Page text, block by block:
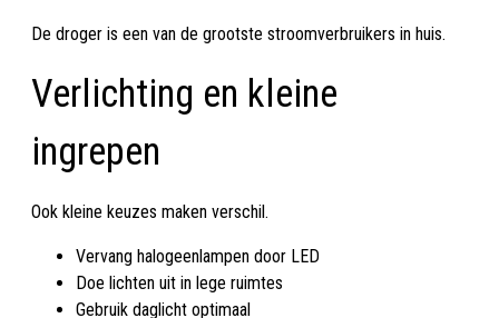
De droger is een van de grootste stroomverbruikers in huis.
Verlichting en kleine
ingrepen
Ook kleine keuzes maken verschil.
Vervang halogeenlampen door LED
Doe lichten uit in lege ruimtes
Gebruik daglicht optimaal